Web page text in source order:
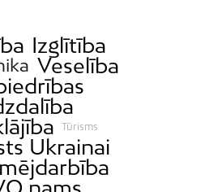
Izglītība
Veselība
Tūrisms
Ukrainai